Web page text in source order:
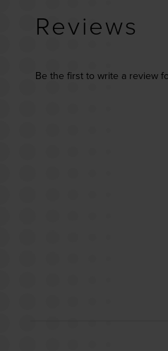
Reviews
Be the first to write a review